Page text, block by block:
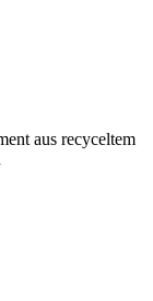
aus recyceltem